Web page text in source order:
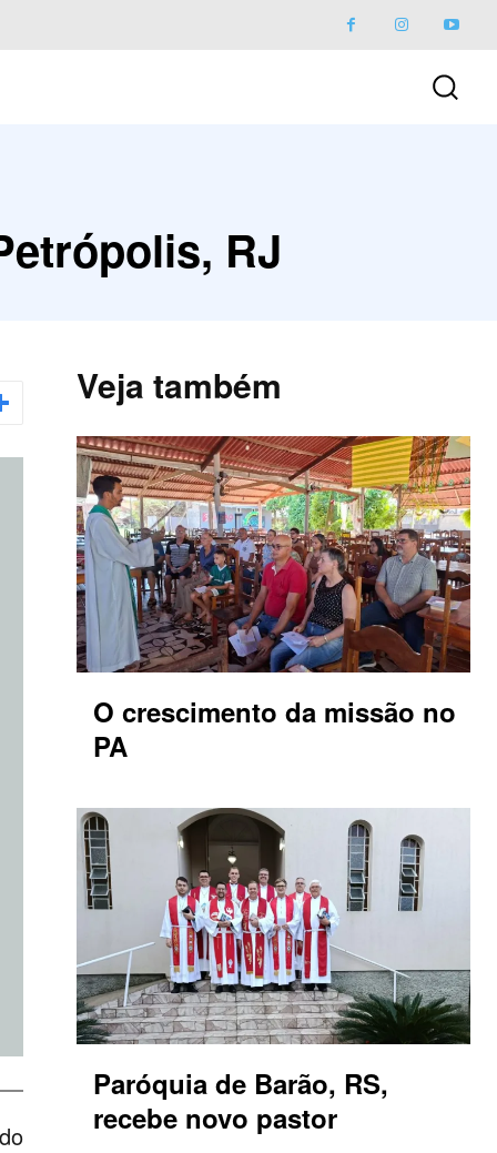
RJ
Veja também
O crescimento da missão no
PA
Paróquia de Barão, RS,
recebe novo pastor